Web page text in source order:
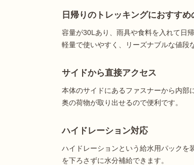
日帰りのトレッキングにおすすめ
容量が30Lあり、雨具や食料を入れて日
軽量で使いやすく、リーズナブルな値段
サイドから直接アクセス
本体のサイドにあるファスナーから内部
奥の荷物が取り出せるので便利です。
ハイドレーション対応
ハイドレーションという給水用パックを
を下ろさずに水分補給できます。